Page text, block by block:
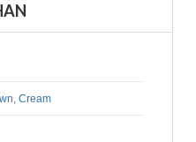
,Cream